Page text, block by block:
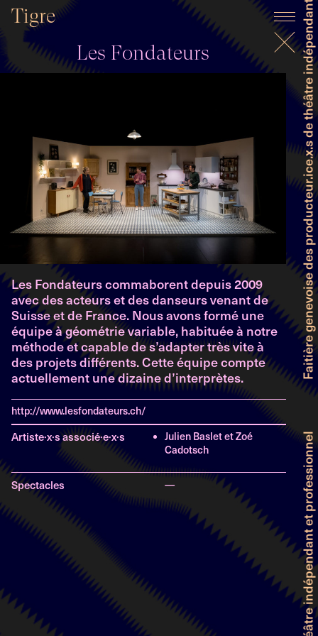
Faitière genevoise des producteur.ice.x.s de théâtre indépendant et professionnel
Tigre
Les Fondateurs
http://www.lesfondateurs.ch/
Artiste·x·s associé·e·x·s
Julien Baslet et Zoé
Cadotsch
Spectacles —
Les Fondateurs commaborent depuis 2009
avec des acteurs et des danseurs venant de
Suisse et de France. Nous avons formé une
équipe à géométrie variable, habituée à notre
méthode et capable de s’adapter très vite à
des projets différents. Cette équipe compte
actuellement une dizaine d’interprètes.